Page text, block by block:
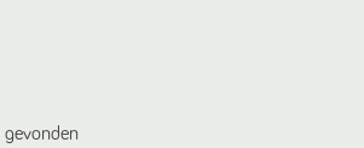
gevonden